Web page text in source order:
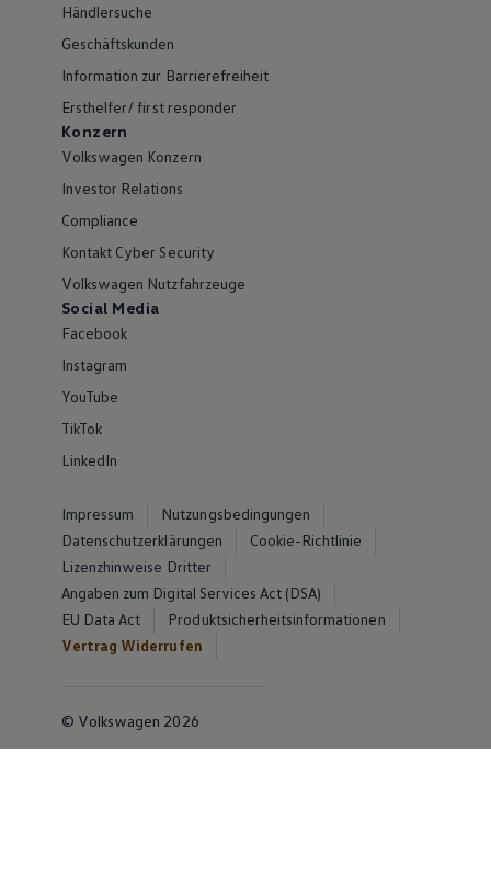
Händlersuche
Geschäftskunden
Information zur Barrierefreiheit
Ersthelfer/ first responder
Konzern
Volkswagen Konzern
Investor Relations
Compliance
Kontakt Cyber Security
Volkswagen Nutzfahrzeuge
Social Media
Facebook
Instagram
YouTube
TikTok
LinkedIn
Impressum
Nutzungsbedingungen
Datenschutzerklärungen
Cookie-Richtlinie
Lizenzhinweise Dritter
Angaben zum Digital Services Act (DSA)
EU Data Act
Produktsicherheitsinformationen
Vertrag Widerrufen
© Volkswagen 2026